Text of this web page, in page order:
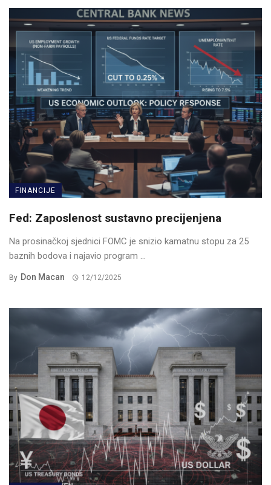
FINANCIJE
Fed: Zaposlenost sustavno precijenjena
Na prosinačkoj sjednici FOMC je snizio kamatnu stopu za 25
baznih bodova i najavio program ...
By Don Macan 12/12/2025